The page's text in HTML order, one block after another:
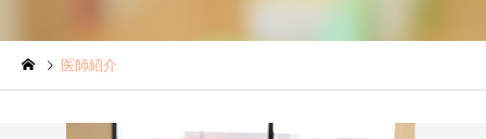
水虫（足白癬）を放置する
円形脱毛症になぜ「光
医師紹介